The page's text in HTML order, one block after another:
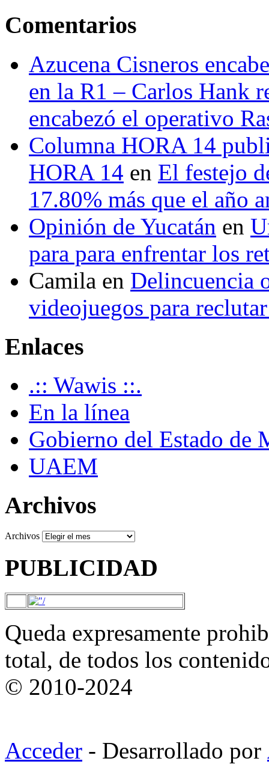
Comentarios
Azucena Cisneros
en la R1 – Carlos Hank
encabezó el operativo
Columna HORA 14
HORA 14 en El festejo
17.80% más que el año
Opinión de Yucatán en
para para enfrentar los
Camila en Delincuencia
videojuegos para
Enlaces
.:: Wawis ::.
En la línea
Gobierno del Estado de
UAEM
Archivos
Archivos
PUBLICIDAD
Queda expresamente
total, de todos los
© 2010-2024
Acceder - Desarrollado por